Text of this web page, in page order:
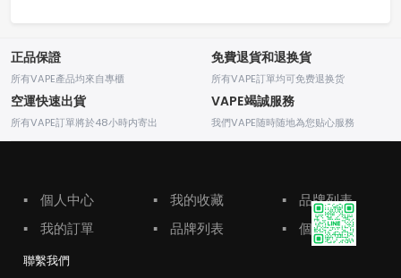
正品保證
所有VAPE產品均來自專櫃
免費退貨和退换貨
所有VAPE訂單均可免费退换货
空運快速出貨
所有VAPE訂單將於48小時内寄出
VAPE竭誠服務
我們VAPE随時随地為您贴心服務
▪
個人中心
▪
我的訂單
▪
我的收藏
▪
品牌列表
▪
品牌列表
▪
個人中心
聯繫我們